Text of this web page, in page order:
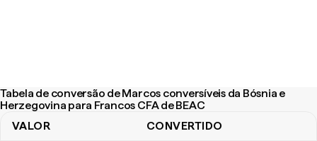
Tabela de conversão de Marcos conversíveis da Bósnia e
Herzegovina para Francos CFA de BEAC
VALOR CONVERTIDO